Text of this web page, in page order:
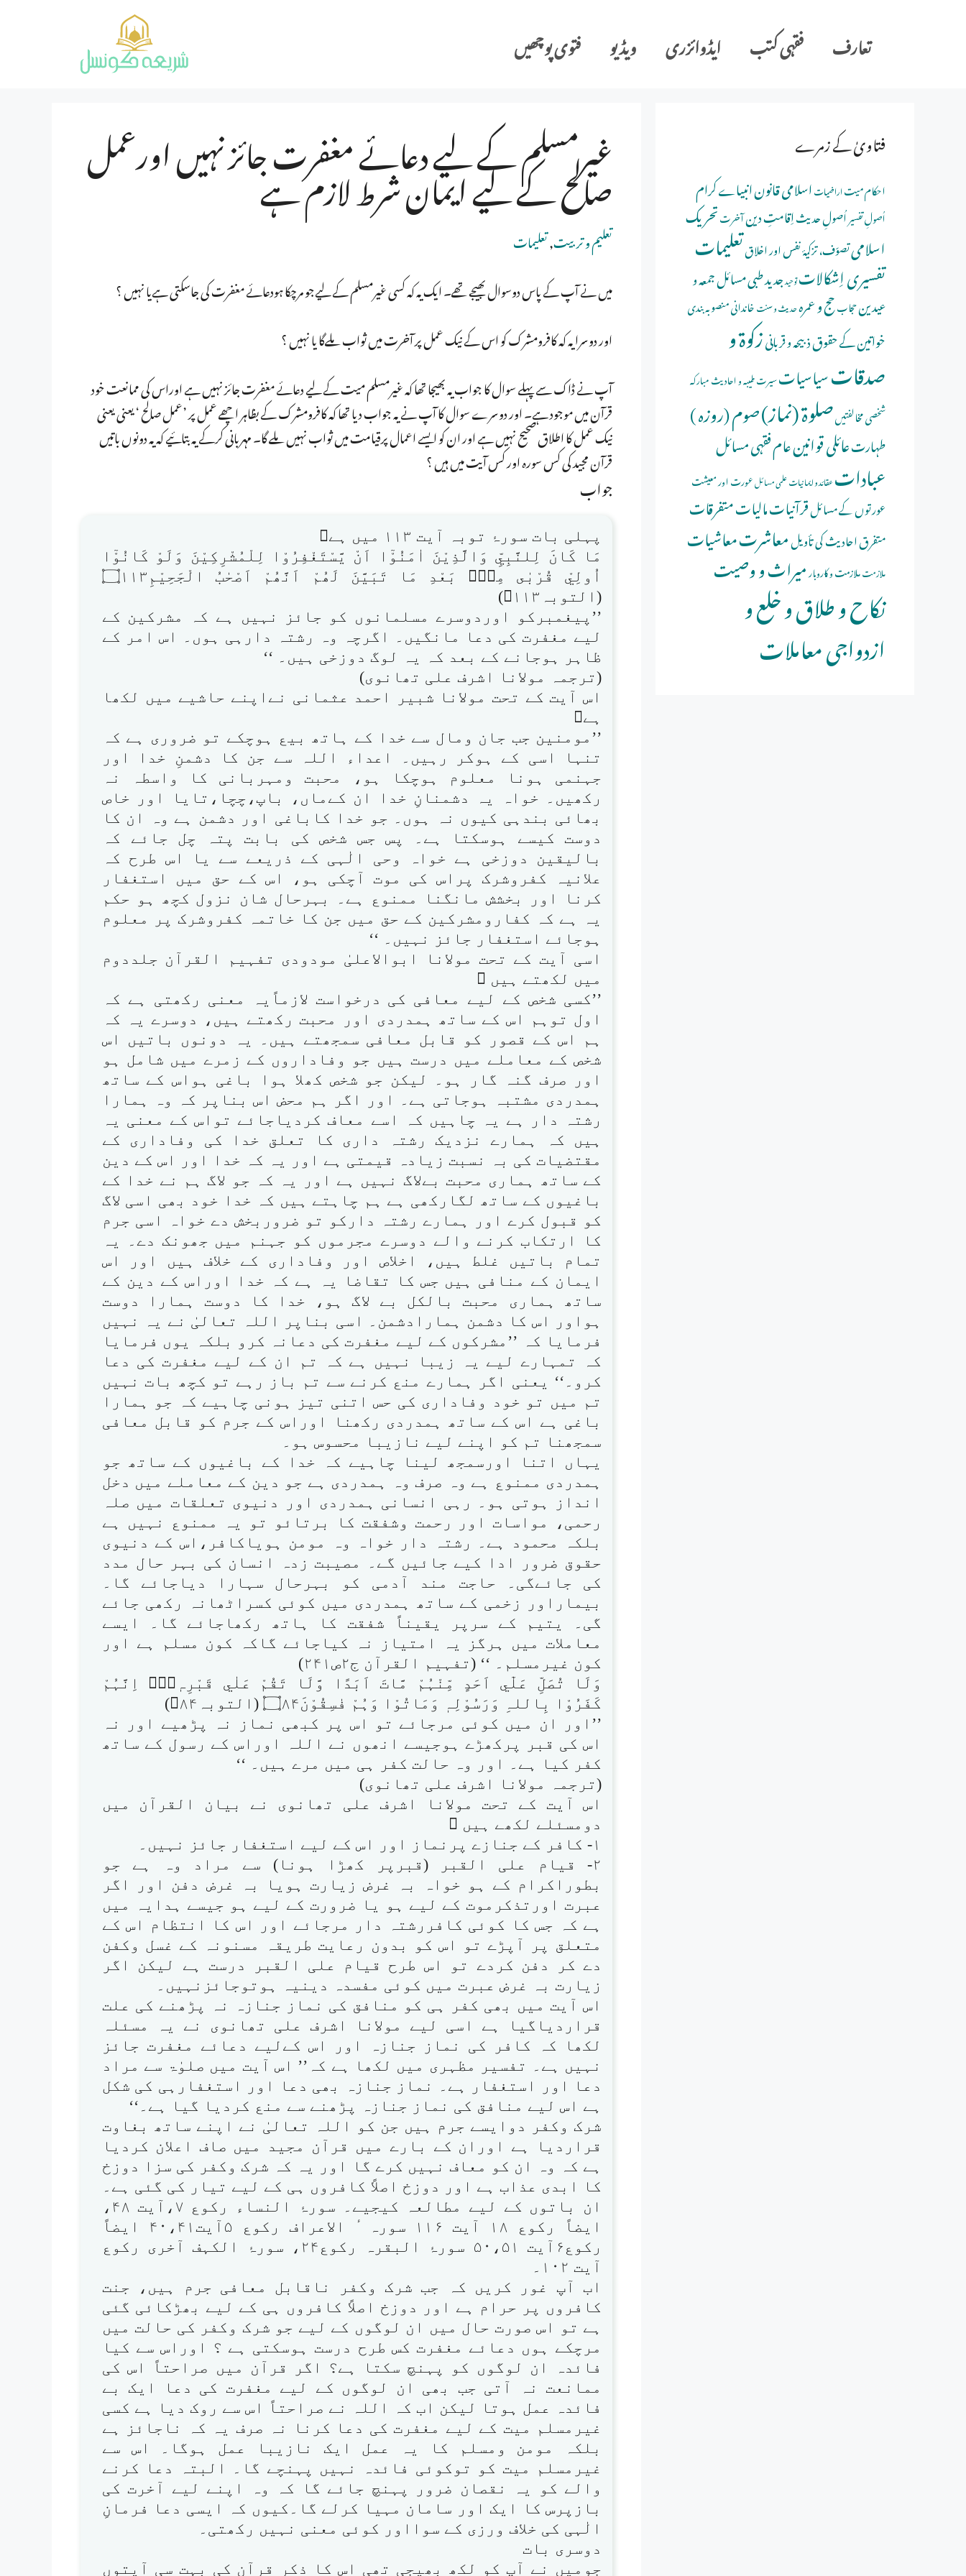
تعارف فقہی کتب ایڈوائزری ویڈیو فتوی پوچھیں
غیرمسلم کے لیے دعائے مغفرت جائز نہیں اورعمل
صالح کے لیے ایمان شرط لازم ہے
تعلیم و تربیت,تعلیمات
میں نے آپ کے پاس دوسوال بھیجے تھے۔ ایک یہ کہ کسی غیرمسلم کے لیےجو مرچکا ہودعائے مغفرت کی جاسکتی ہےیا نہیں ؟
اور دوسرا یہ کہ کافرومشرک کو اس کے نیک عمل پر آخرت میں ثواب ملےگا یا نہیں ؟
آپ نے ڈاک سے پہلے سوال کا جواب یہ بھیجا تھا کہ غیرمسلم میت کے لیے دعائے مغفرت جائز نہیں ہے اوراس کی ممانعت خود
قرآن میں موجود ہے۔ اور دوسرے سوال کا آپ نے یہ جواب دیا تھا کہ کافرومشرک کے بظاہر اچھے عمل پر ’عمل صالح ‘ یعنی یعنی
نیک عمل کا اطلاق صحیح نہیں ہے اور ان کو ایسے اعمال پرقیامت میں ثواب نہیں ملے گا۔ مہربانی کرکے یہ بتائیے کہ یہ دونوں باتیں
قرآن مجید کی کس سورہ اور کس آیت میں ہیں ؟
جواب
پہلی بات سورۂ توبہ آیت ۱۱۳ میں ہے
مَا كَانَ لِلنَّبِيِّ وَالَّذِيْنَ اٰمَنُوْٓا اَنْ يَّسْتَغْفِرُوْا لِلْمُشْرِكِيْنَ وَلَوْ كَانُوْٓا
اُولِيْ قُرْبٰى مِنْۢ بَعْدِ مَا تَبَيَّنَ لَھُمْ اَنَّھُمْ اَصْحٰبُ الْجَحِيْمِ۝۱۱۳
(التوبہ۱۱۳)
’’پیغمبرکو اوردوسرے مسلمانوں کو جائز نہیں ہے کہ مشرکین کے
لیے مغفرت کی دعا مانگیں۔ اگرچہ وہ رشتہ دارہی ہوں۔ اس امر کے
ظاہر ہوجانے کے بعد کہ یہ لوگ دوزخی ہیں۔ ‘‘
(ترجمہ مولانا اشرف علی تھانوی)
اس آیت کے تحت مولانا شبیر احمد عثمانی نےاپنے حاشیے میں لکھا
ہے
’’مومنین جب جان ومال سے خدا کے ہاتھ بیع ہوچکے تو ضروری ہے کہ
تنہا اسی کے ہوکر رہیں۔ اعداء اللہ سے جن کا دشمنِ خدا اور
جہنمی ہونا معلوم ہوچکا ہو، محبت ومہربانی کا واسطہ نہ
رکھیں۔ خواہ یہ دشمنانِ خدا ان کےماں، باپ،چچا،تایا اور خاص
بھائی بندہی کیوں نہ ہوں۔ جو خدا کاباغی اور دشمن ہے وہ ان کا
دوست کیسے ہوسکتا ہے۔ پس جس شخص کی بابت پتہ چل جائے کہ
بالیقین دوزخی ہے خواہ وحی الٰہی کے ذریعے سے یا اس طرح کہ
علانیہ کفروشرک پراس کی موت آچکی ہو، اس کے حق میں استغفار
کرنا اور بخشش مانگنا ممنوع ہے۔ بہرحال شان نزول کچھ ہو حکم
یہ ہے کہ کفارومشرکین کے حق میں جن کا خاتمہ کفروشرک پر معلوم
ہوجائے استغفار جائز نہیں۔ ‘‘
اسی آیت کے تحت مولانا ابوالاعلیٰ مودودی تفہیم القرآن جلددوم
میں لکھتے ہیں 
’’کسی شخص کے لیے معافی کی درخواست لازماًیہ معنی رکھتی ہے کہ
اول توہم اس کے ساتھ ہمدردی اور محبت رکھتے ہیں، دوسرے یہ کہ
ہم اس کے قصور کو قابل معافی سمجھتے ہیں۔ یہ دونوں باتیں اس
شخص کے معاملے میں درست ہیں جو وفاداروں کے زمرے میں شامل ہو
اور صرف گنہ گار ہو۔ لیکن جو شخص کھلا ہوا باغی ہواس کے ساتھ
ہمدردی مشتبہ ہوجاتی ہے۔ اور اگر ہم محض اس بناپر کہ وہ ہمارا
رشتہ دار ہے یہ چاہیں کہ اسے معاف کردیاجائے تواس کے معنی یہ
ہیں کہ ہمارے نزدیک رشتہ داری کا تعلق خدا کی وفاداری کے
مقتضیات کی بہ نسبت زیادہ قیمتی ہے اور یہ کہ خدا اور اس کے دین
کے ساتھ ہماری محبت بےلاگ نہیں ہے اور یہ کہ جو لاگ ہم نے خدا کے
باغیوں کے ساتھ لگارکھی ہے ہم چاہتے ہیں کہ خدا خود بھی اسی لاگ
کو قبول کرے اور ہمارے رشتہ دارکو تو ضروربخش دے خواہ اسی جرم
کا ارتکاب کرنے والے دوسرے مجرموں کو جہنم میں جھونک دے۔ یہ
تمام باتیں غلط ہیں، اخلاص اور وفاداری کے خلاف ہیں اور اس
ایمان کے منافی ہیں جس کا تقاضا یہ ہے کہ خدا اوراس کے دین کے
ساتھ ہماری محبت بالکل بے لاگ ہو، خدا کا دوست ہمارا دوست
ہواور اس کا دشمن ہمارادشمن۔ اسی بناپر اللہ تعالیٰ نے یہ نہیں
فرمایا کہ ’’مشرکوں کے لیے مغفرت کی دعانہ کرو بلکہ یوں فرمایا
کہ تمہارے لیے یہ زیبا نہیں ہے کہ تم ان کے لیے مغفرت کی دعا
کرو۔‘‘ یعنی اگر ہمارے منع کرنے سے تم باز رہے تو کچھ بات نہیں
تم میں تو خود وفاداری کی حس اتنی تیز ہونی چاہیے کہ جو ہمارا
باغی ہے اس کے ساتھ ہمدردی رکھنا اوراس کے جرم کو قابل معافی
سمجھنا تم کو اپنے لیے نازیبا محسوس ہو۔
یہاں اتنا اورسمجھ لینا چاہیے کہ خدا کے باغیوں کے ساتھ جو
ہمدردی ممنوع ہے وہ صرف وہ ہمدردی ہے جو دین کے معاملے میں دخل
انداز ہوتی ہو۔ رہی انسانی ہمدردی اور دنیوی تعلقات میں صلہ
رحمی، مواسات اور رحمت وشفقت کا برتائو تو یہ ممنوع نہیں ہے
بلکہ محمود ہے۔ رشتہ دار خواہ وہ مومن ہویاکافر،اس کے دنیوی
حقوق ضرور ادا کیے جائیں گے۔ مصیبت زدہ انسان کی بہر حال مدد
کی جائےگی۔ حاجت مند آدمی کو بہرحال سہارا دیاجائے گا۔
بیماراور زخمی کے ساتھ ہمدردی میں کوئی کسراٹھانہ رکھی جائے
گی۔ یتیم کے سرپر یقیناً شفقت کا ہاتھ رکھاجائے گا۔ ایسے
معاملات میں ہرگز یہ امتیاز نہ کیاجائے گاکہ کون مسلم ہے اور
کون غیرمسلم۔ ‘‘ (تفہیم القرآن ج۲ص۲۴۱)
وَلَا تُصَلِّ عَلٰٓي اَحَدٍ مِّنْہُمْ مَّاتَ اَبَدًا وَّلَا تَقُمْ عَلٰي قَبْرِہٖ۝۰ۭ اِنَّہُمْ
كَفَرُوْا بِاللہِ وَرَسُوْلِہٖ وَمَاتُوْا وَہُمْ فٰسِقُوْنَ۝۸۴ (التوبہ۸۴)
’’اور ان میں کوئی مرجائے تو اس پر کبھی نماز نہ پڑھیے اور نہ
اس کی قبر پرکھڑے ہوجیسے انھوں نے اللہ اوراس کے رسول کے ساتھ
کفر کیا ہے۔ اور وہ حالت کفر ہی میں مرے ہیں۔ ‘‘
(ترجمہ مولانا اشرف علی تھانوی)
اس آیت کے تحت مولانا اشرف علی تھانوی نے بیان القرآن میں
دومسئلے لکھے ہیں 
۱- کافر کے جنازے پرنماز اور اس کے لیے استغفار جائز نہیں۔
۲- قیام علی القبر (قبرپر کھڑا ہونا) سے مراد وہ ہے جو
بطوراکرام کے ہو خواہ بہ غرض زیارت ہویا بہ غرض دفن اور اگر
عبرت اورتذکرموت کے لیے ہو یا ضرورت کے لیے ہو جیسے ہدایہ میں
ہے کہ جس کا کوئی کافررشتہ دار مرجائے اور اس کا انتظام اس کے
متعلق پر آپڑے تو اس کو بدون رعایت طریقہ مسنونہ کے غسل وکفن
دے کر دفن کردے تو اس طرح قیام علی القبر درست ہے لیکن اگر
زیارت بہ غرض عبرت میں کوئی مفسدہ دینیہ ہوتوجائزنہیں۔
اس آیت میں بھی کفر ہی کو منافق کی نماز جنازہ نہ پڑھنے کی علت
قراردیاگیا ہے اسی لیے مولانا اشرف علی تھانوی نے یہ مسئلہ
لکھا کہ کافر کی نماز جنازہ اور اس کےلیے دعائے مغفرت جائز
نہیں ہے۔ تفسیر مظہری میں لکھا ہے کہ’’ اس آیت میں صلوٰۃ سے مراد
دعا اور استغفار ہے۔ نماز جنازہ بھی دعا اور استغفارہی کی شکل
ہے اس لیے منافق کی نماز جنازہ پڑھنے سے منع کردیا گیا ہے۔‘‘
شرک وکفر دوایسے جرم ہیں جن کو اللہ تعالیٰ نے اپنے ساتھ بغاوت
قراردیا ہے اوران کے بارے میں قرآن مجید میں صاف اعلان کردیا
ہے کہ وہ ان کو معاف نہیں کرے گا اور یہ کہ شرک وکفر کی سزا دوزخ
کا ابدی عذاب ہے اور دوزخ اصلاً کافروں ہی کے لیے تیار کی گئی ہے۔
ان باتوں کے لیے مطالعہ کیجیے۔ سورۂ النساء رکوع ۷،آیت ۴۸،
ایضاً رکوع ۱۸ آیت ۱۱۶ سورہ ٔ الاعراف رکوع ۵آیت۴۰،۴۱ ایضاً
رکوع۶آیت ۵۰،۵۱ سورۂ البقرہ رکوع۲۴، سورۂ الکہف آخری رکوع
آیت ۱۰۲۔
اب آپ غور کریں کہ جب شرک وکفر ناقابل معافی جرم ہیں، جنت
کافروں پر حرام ہے اور دوزخ اصلاً کافروں ہی کے لیے بھڑکائی گئی
ہے تو اس صورت حال میں ان لوگوں کے لیے جو شرک وکفر کی حالت میں
مرچکے ہوں دعائے مغفرت کس طرح درست ہوسکتی ہے ؟ اوراس سے کیا
فائدہ ان لوگوں کو پہنچ سکتا ہے؟ اگر قرآن میں صراحتاً اس کی
ممانعت نہ آتی جب بھی ان لوگوں کے لیے مغفرت کی دعا ایک بے
فائدہ عمل ہوتا لیکن اب کہ اللہ نے صراحتاً اس سے روک دیا ہے کسی
غیرمسلم میت کے لیے مغفرت کی دعا کرنا نہ صرف یہ کہ ناجائز ہے
بلکہ مومن ومسلم کا یہ عمل ایک نازیبا عمل ہوگا۔ اس سے
غیرمسلم میت کو توکوئی فائدہ نہیں پہنچے گا۔ البتہ دعا کرنے
والے کو یہ نقصان ضرور پہنچ جائے گا کہ وہ اپنے لیے آخرت کی
بازپرس کا ایک اور سامان مہیا کرلے گا۔کیوں کہ ایسی دعا فرمانِ
الٰہی کی خلاف ورزی کے سوااور کوئی معنی نہیں رکھتی۔
دوسری بات
جومیں نے آپ کو لکھ بھیجی تھی اس کا ذکر قرآن کی بہت سی آیتوں
فتاویٰ کے زمرے
احکام میتاراضیاتاسلامی قانونانبیاے کرام
اُصولِ تفسیراُصولِ حدیثاِقامتِ دینآخرتتحریک
اسلامیتصوّف، تزکیۂ نفس اور اخلاقتعلیمات
تفسیری اِشکالاتتوحیدجدید طبی مسائلجمعہ و
عیدینحجابحج و عمرہحدیث و سنتخاندانی منصوبہ بندی
خواتین کے حقوقذبیحہ و قربانیزکوۃ و
صدقاتسیاسیاتسیرت طیبہ و احادیث مبارکہ
شخصی مخالفتیںصلوة (نماز)صوم (روزہ )
طہارتعائلی قوانینعام فقہی مسائل
عباداتعقائد و ایمانیاتعلمی مسائلعورت اور معیشت
عورتوں کے مسائلقرآنیاتمالیاتمتفرقات
متفرق احادیث کی تأویلمعاشرتمعاشیات
ملازمتملازمت و کاروبارمیراث و وصیت
نکاح و طلاق و خلع و
ازدواجی معاملات